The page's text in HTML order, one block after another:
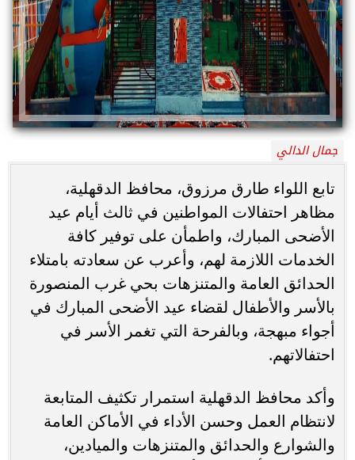
جمال الدالي
تابع اللواء طارق مرزوق، محافظ الدقهلية،
مظاهر احتفالات المواطنين في ثالث أيام عيد
الأضحى المبارك، واطمأن على توفير كافة
الخدمات اللازمة لهم، وأعرب عن سعادته بامتلاء
الحدائق العامة والمتنزهات بحي غرب المنصورة
بالأسر والأطفال لقضاء عيد الأضحى المبارك في
أجواء مبهجة، وبالفرحة التي تغمر الأسر في
احتفالاتهم.
وأكد محافظ الدقهلية استمرار تكثيف المتابعة
لانتظام العمل وحسن الأداء في الأماكن العامة
والشوارع والحدائق والمتنزهات والميادين،